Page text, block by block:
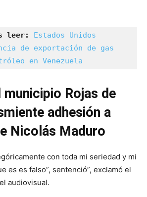
leer: Estados Unidos
de exportación de gas
en Venezuela
Rojas de
adhesión a
Nicolás Maduro
con toda mi seriedad y mi
es es falso”, sentenció”, exclamó el
audiovisual.